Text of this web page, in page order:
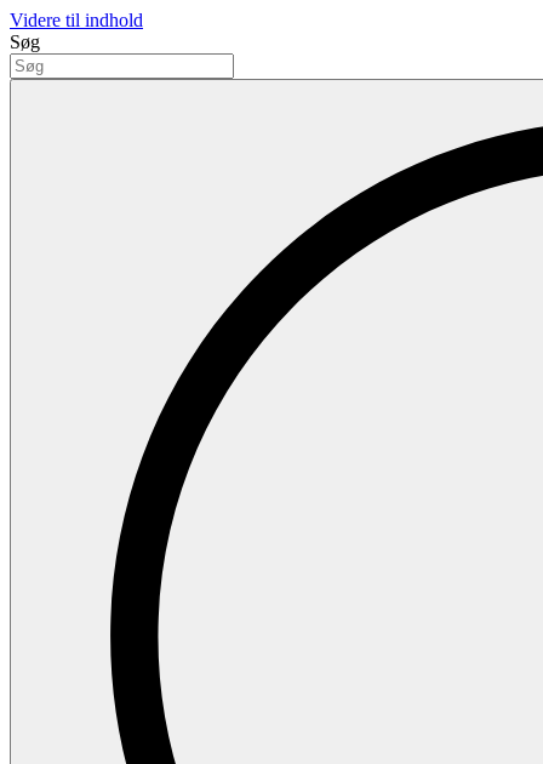
Videre til indhold
Søg